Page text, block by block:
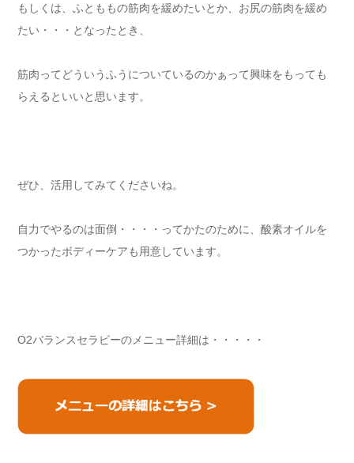
もしくは、ふとももの筋肉を緩めたいとか、お尻の筋肉を緩め
たい・・・となったとき、
筋肉ってどういうふうについているのかぁって興味をもっても
らえるといいと思います。
ぜひ、活用してみてくださいね。
自力でやるのは面倒・・・・ってかたのために、酸素オイルを
つかったボディーケアも用意しています。
O2バランスセラピーのメニュー詳細は・・・・・